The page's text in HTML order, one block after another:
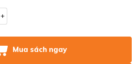
+
Mua sách ngay